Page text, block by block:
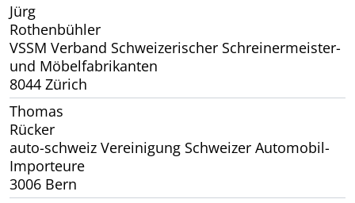
Jürg
Rothenbühler
VSSM Verband Schweizerischer Schreinermeister-
und Möbelfabrikanten
8044 Zürich
Thomas
Rücker
auto-schweiz Vereinigung Schweizer Automobil-
Importeure
3006 Bern